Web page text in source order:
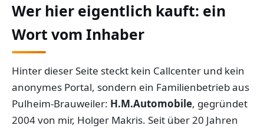
Wer hier eigentlich kauft: ein
Wort vom Inhaber
Hinter dieser Seite steckt kein Callcenter und kein
anonymes Portal, sondern ein Familienbetrieb aus
Pulheim-Brauweiler: H.M.Automobile, gegründet
2004 von mir, Holger Makris. Seit über 20 Jahren